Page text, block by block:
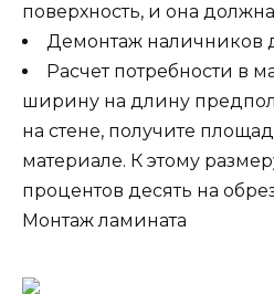
поверхность, и она
Демонтаж наличников
Расчет потребности в
ширину на длину
на стене, получите
материале. К этому
процентов десять на
Монтаж ламината